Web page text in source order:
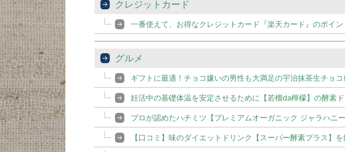
クレジットカード
一番使えて、お得なクレジットカード『楽天カード』のポイン
グルメ
ギフトに最適！チョコ嫌いの男性も大満足の宇治抹茶生チョコ
妊活中の基礎体温を安定させるために【若榴da檸檬】の酵素
プロが認めたハチミツ【プレミアムオーガニック ジャラハニ
【口コミ】味のダイエットドリンク【スーパー酵素プラス】を